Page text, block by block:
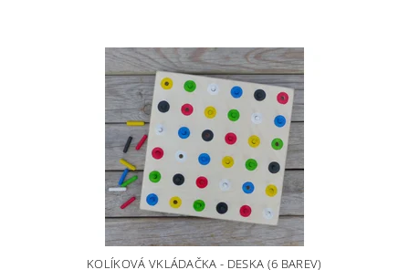
KOLÍKOVÁ VKLÁDAČKA - DESKA (6 BAREV)